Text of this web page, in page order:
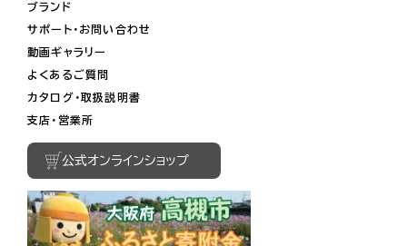
ブランド
サポート・お問い合わせ
動画ギャラリー
よくあるご質問
カタログ・取扱説明書
支店・営業所
公式オンラインショップ